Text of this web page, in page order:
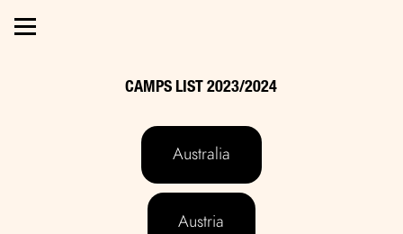
CAMPS LIST 2023/2024
Australia
Austria